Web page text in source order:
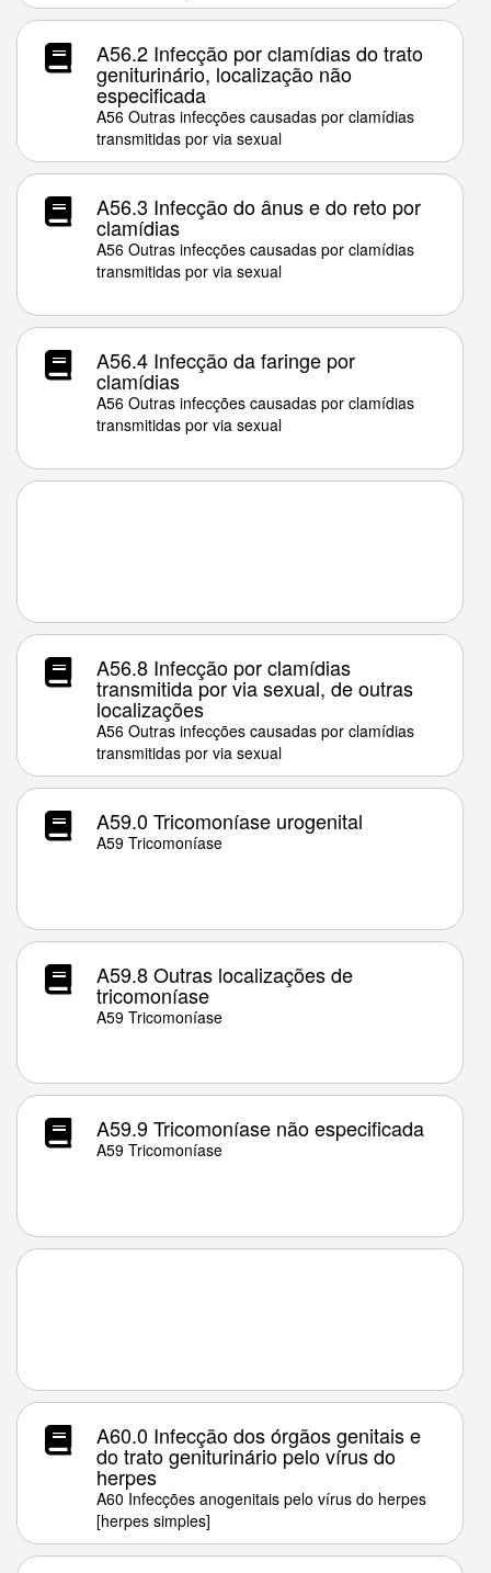
A56.2 Infecção por clamídias do trato
geniturinário, localização não
especificada
A56 Outras infecções causadas por clamídias
transmitidas por via sexual
A56.3 Infecção do ânus e do reto por
clamídias
A56 Outras infecções causadas por clamídias
transmitidas por via sexual
A56.4 Infecção da faringe por
clamídias
A56 Outras infecções causadas por clamídias
transmitidas por via sexual
A56.8 Infecção por clamídias
transmitida por via sexual, de outras
localizações
A56 Outras infecções causadas por clamídias
transmitidas por via sexual
A59.0 Tricomoníase urogenital
A59 Tricomoníase
A59.8 Outras localizações de
tricomoníase
A59 Tricomoníase
A59.9 Tricomoníase não especificada
A59 Tricomoníase
A60.0 Infecção dos órgãos genitais e
do trato geniturinário pelo vírus do
herpes
A60 Infecções anogenitais pelo vírus do herpes
[herpes simples]